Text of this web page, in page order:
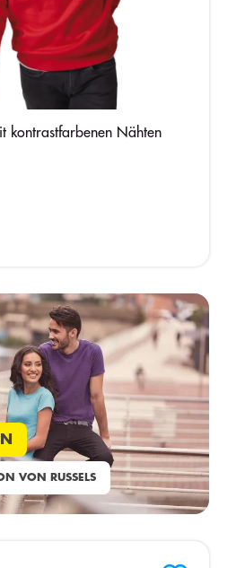
kontrastfarbenen Nähten
VON RUSSELS